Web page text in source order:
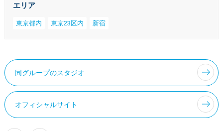
エリア
東京都内 東京23区内 新宿
同グループのスタジオ
オフィシャルサイト